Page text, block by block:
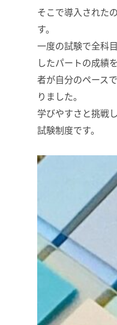
そこで導入された
す。
一度の試験で全科
したパートの成績
者が自分のペース
りました。
学びやすさと挑戦
試験制度です。